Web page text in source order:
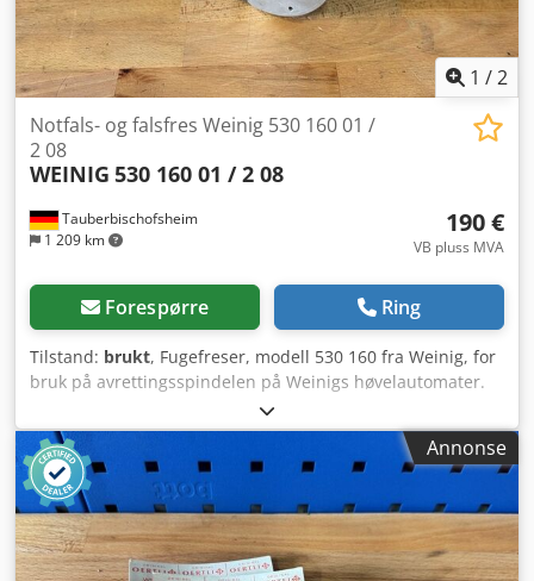
1 /2
Tauberbischofsheim
1 209 km
Notfals- og falsfres Weinig 530 160 01 /
2 08
WEINIG 530 160 01 / 2 08
190 €
VB pluss MVA
Forespørre Ring
Tilstand: brukt, Fugefreser, modell 530 160 fra Weinig, for
bruk på avrettingsspindelen på Weinigs høvelautomater.
Dcedpfx Aqjzryhispsk Tekniske data: - Kniv: WP Z2 V2 -
Diameter: 160 mm - Borring: 40 mm - Lengde: 17 mm -
Materiale: Stål - Merking: MEC
Annonse